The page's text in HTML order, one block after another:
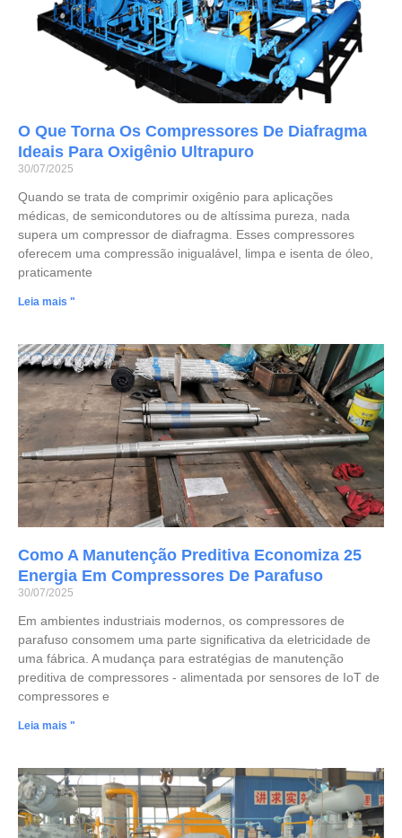
O Que Torna Os Compressores De Diafragma
Ideais Para Oxigênio Ultrapuro
30/07/2025
Quando se trata de comprimir oxigênio para aplicações
médicas, de semicondutores ou de altíssima pureza, nada
supera um compressor de diafragma. Esses compressores
oferecem uma compressão inigualável, limpa e isenta de óleo,
praticamente
Leia mais "
Como A Manutenção Preditiva Economiza 25
Energia Em Compressores De Parafuso
30/07/2025
Em ambientes industriais modernos, os compressores de
parafuso consomem uma parte significativa da eletricidade de
uma fábrica. A mudança para estratégias de manutenção
preditiva de compressores - alimentada por sensores de IoT de
compressores e
Leia mais "